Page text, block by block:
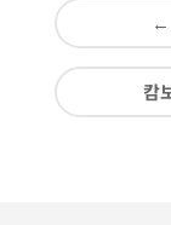
←
캄